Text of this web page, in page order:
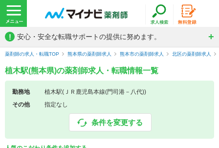
! 安心・安全な転職サポートの提供に努めます。
薬剤師の求人・転職TOP 熊本県の薬剤師求人 熊本市の薬剤師求人 北区の薬剤師求人
植木駅(熊本県)の薬剤師求人・転職情報一覧
勤務地
植木駅(ＪＲ鹿児島本線(門司港－八代))
その他
指定なし
条件を変更する